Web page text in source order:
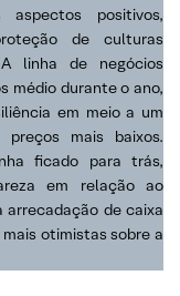
positivos,
de culturas
linha de negócios
médio durante o ano,
em meio a um
mais baixos.
ficado para trás,
em relação ao
de caixa
otimistas sobre a